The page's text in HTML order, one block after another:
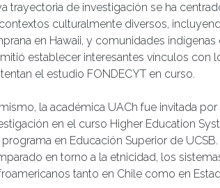
trayectoria de investigación se ha
culturalmente diversos,
en Hawaii, y comunidades indígenas
establecer interesantes vínculos
el estudio FONDECYT en curso.
la académica UACh fue invitada
en el curso Higher Education
en Educación Superior de
en torno a la etnicidad, los
tanto en Chile como en